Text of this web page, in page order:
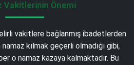
Vakitlerinin Önemi
vakitlere bağlanmış ibadetlerden
kılmak geçerli olmadığı gibi,
o namaz kazaya kalmaktadır. Bu